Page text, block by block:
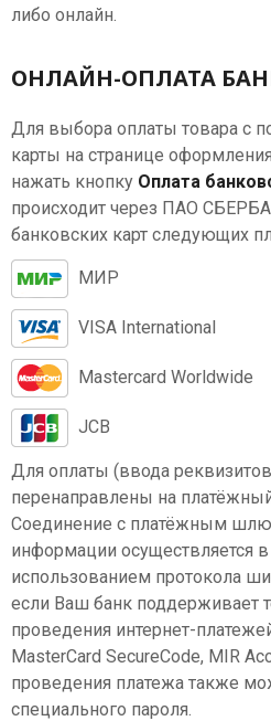
либо онлайн.
ОНЛАЙН-ОПЛАТА
Для выбора оплаты товара с
карты на странице
нажать кнопку Оплата
происходит через ПАО
банковских карт следующих
МИР
VISA International
Mastercard Worldwide
JCB
Для оплаты (ввода
перенаправлены на
Соединение с платёжным
информации осуществляется
использованием протокола
если Ваш банк поддерживает
проведения интернет-
MasterCard SecureCode, MIR
проведения платежа также
специального пароля.